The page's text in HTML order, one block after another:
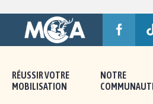
RÉUSSIR VOTRE
MOBILISATION
NOTRE